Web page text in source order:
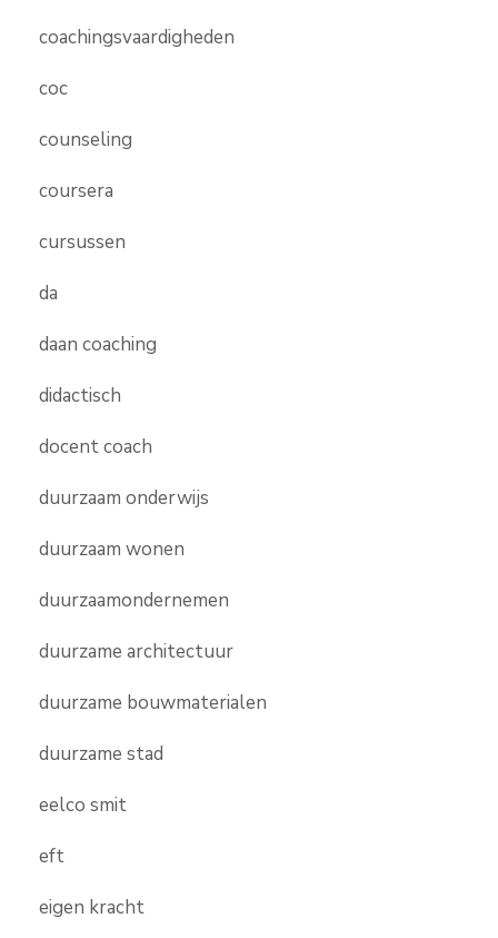
coachingsvaardigheden
coc
counseling
coursera
cursussen
da
daan coaching
didactisch
docent coach
duurzaam onderwijs
duurzaam wonen
duurzaamondernemen
duurzame architectuur
duurzame bouwmaterialen
duurzame stad
eelco smit
eft
eigen kracht